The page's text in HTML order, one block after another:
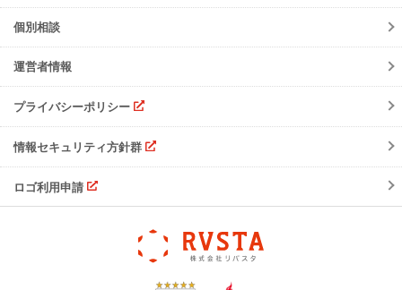
注意事項
個別相談
運営者情報
プライバシーポリシー
情報セキュリティ方針群
ロゴ利用申請